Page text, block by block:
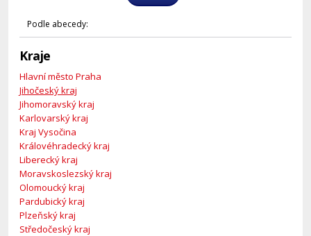
Podle abecedy:
Kraje
Hlavní město Praha
Jihočeský kraj
Jihomoravský kraj
Karlovarský kraj
Kraj Vysočina
Královéhradecký kraj
Liberecký kraj
Moravskoslezský kraj
Olomoucký kraj
Pardubický kraj
Plzeňský kraj
Středočeský kraj